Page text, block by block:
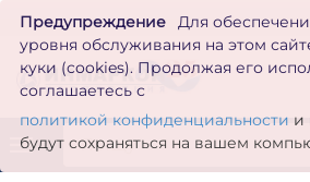
Предупреждение
Для
уровня обслуживания на этом
куки (cookies). Продолжая его
соглашаетесь с
политикой конфиденциальности и
будут сохраняться на вашем